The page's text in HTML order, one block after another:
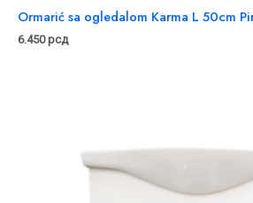
Ormarić sa ogledalom Karma L 50cm
6.450рсд